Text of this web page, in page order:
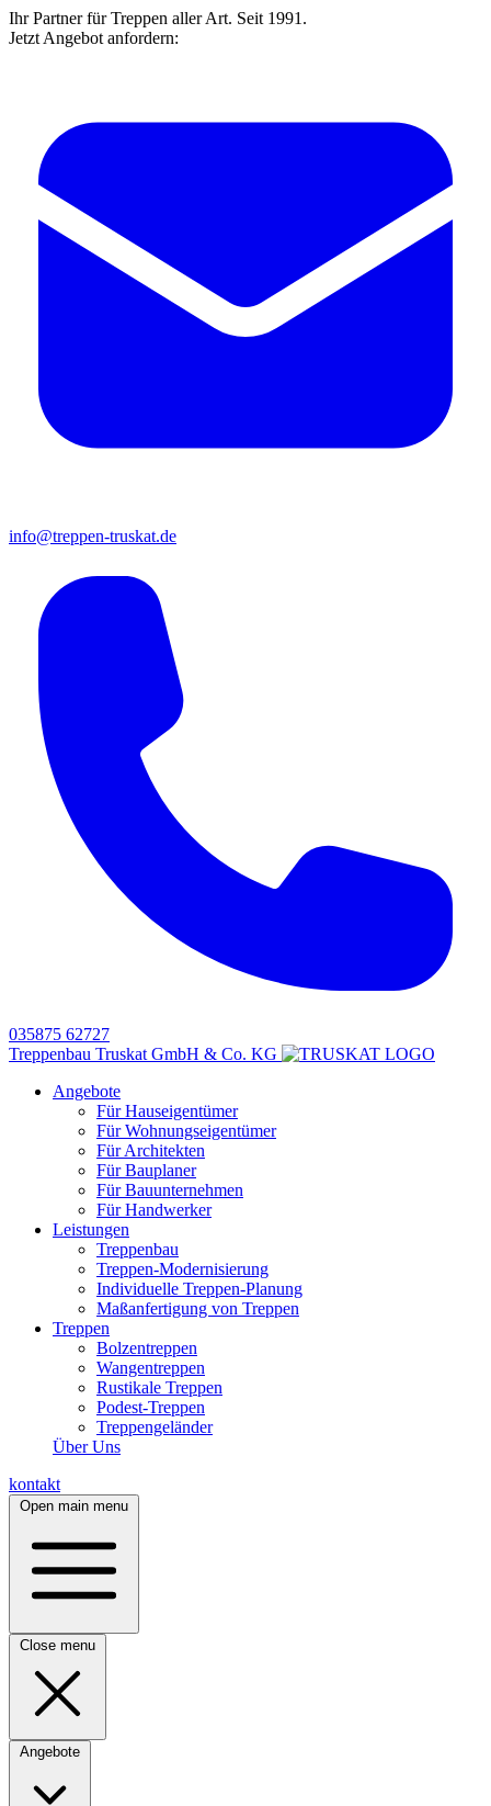
Ihr Partner für Treppen aller Art. Seit 1991.
Jetzt Angebot anfordern:
info@treppen-truskat.de
035875 62727
Treppenbau Truskat GmbH & Co. KG
Angebote
Für Hauseigentümer
Für Wohnungseigentümer
Für Architekten
Für Bauplaner
Für Bauunternehmen
Für Handwerker
Leistungen
Treppenbau
Treppen-Modernisierung
Individuelle Treppen-Planung
Maßanfertigung von Treppen
Treppen
Bolzentreppen
Wangentreppen
Rustikale Treppen
Podest-Treppen
Treppengeländer
Über Uns
kontakt
Open main menu
Close menu
Angebote